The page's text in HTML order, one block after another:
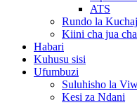
ATS
Rundo la
Kiini cha jua
Habari
Kuhusu sisi
Ufumbuzi
Suluhisho la
Kesi za Ndani